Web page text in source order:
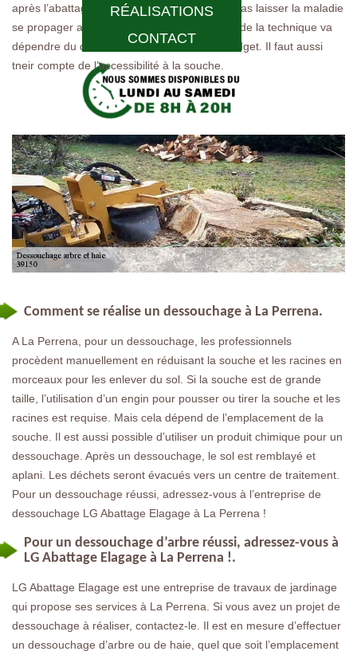
RÉALISATIONS
CONTACT
après l’abattage d’un arbre malade pour ne pas laisser la maladie
se propager aux autres plantations. Le choix de la technique va
dépendre du diamètre de la souche et du budget. Il faut aussi
tneir compte de l’accessibilité à la souche.
Comment se réalise un dessouchage à La Perrena.
A La Perrena, pour un dessouchage, les professionnels
procèdent manuellement en réduisant la souche et les racines en
morceaux pour les enlever du sol. Si la souche est de grande
taille, l’utilisation d’un engin pour pousser ou tirer la souche et les
racines est requise. Mais cela dépend de l’emplacement de la
souche. Il est aussi possible d’utiliser un produit chimique pour un
dessouchage. Après un dessouchage, le sol est remblayé et
aplani. Les déchets seront évacués vers un centre de traitement.
Pour un dessouchage réussi, adressez-vous à l’entreprise de
dessouchage LG Abattage Elagage à La Perrena !
Pour un dessouchage d’arbre réussi, adressez-vous à
LG Abattage Elagage à La Perrena !.
LG Abattage Elagage est une entreprise de travaux de jardinage
qui propose ses services à La Perrena. Si vous avez un projet de
dessouchage à réaliser, contactez-le. Il est en mesure d’effectuer
un dessouchage d’arbre ou de haie, quel que soit l’emplacement